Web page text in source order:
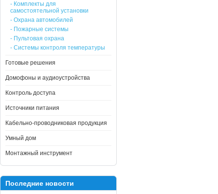
- Комплекты для
самостоятельной установки
- Охрана автомобилей
- Пожарные системы
- Пультовая охрана
- Системы контроля температуры
Готовые решения
Домофоны и аудиоустройства
Контроль доступа
Источники питания
Кабельно-проводниковая продукция
Умный дом
Монтажный инструмент
Последние новости